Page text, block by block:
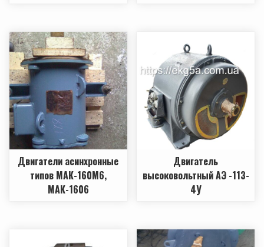
Двигатели асинхронные
типов МАК-160М6,
МАК-1606
Двигатель
высоковольтный АЭ -113-
4У